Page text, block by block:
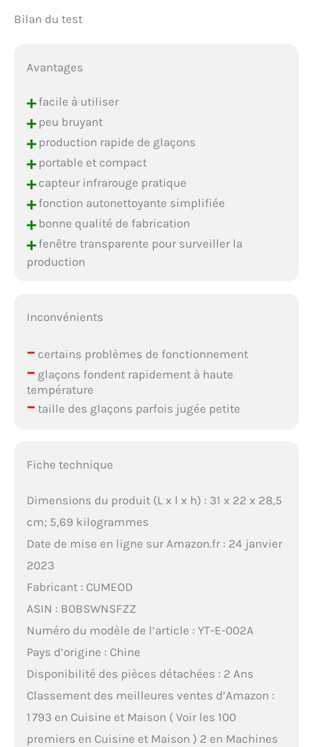
Bilan du test
Avantages
+facile à utiliser
+peu bruyant
+production rapide de glaçons
+portable et compact
+capteur infrarouge pratique
+fonction autonettoyante simplifiée
+bonne qualité de fabrication
+fenêtre transparente pour surveiller la
production
Inconvénients
–certains problèmes de fonctionnement
–glaçons fondent rapidement à haute
température
–taille des glaçons parfois jugée petite
Fiche technique
Dimensions du produit (L x l x h) : 31 x 22 x 28,5
cm; 5,69 kilogrammes
Date de mise en ligne sur Amazon.fr : 24 janvier
2023
Fabricant : CUMEOD
ASIN : B0BSWNSFZZ
Numéro du modèle de l’article : YT-E-002A
Pays d’origine : Chine
Disponibilité des pièces détachées : 2 Ans
Classement des meilleures ventes d’Amazon :
1 793 en Cuisine et Maison ( Voir les 100
premiers en Cuisine et Maison ) 2 en Machines